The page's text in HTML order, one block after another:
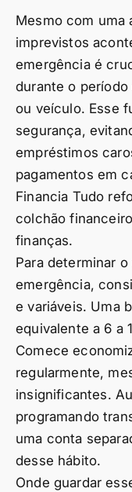
Mesmo com uma
imprevistos
emergência é
durante o
ou veículo. Esse
segurança,
empréstimos
pagamentos em
Financia Tudo
colchão
finanças.
Para determinar
emergência,
e variáveis. Uma
equivalente a 6 a
Comece
regularmente,
insignificantes.
programando
uma conta
desse hábito.
Onde guardar